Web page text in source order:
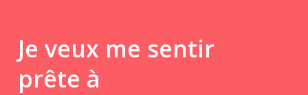
Je veux me sentir
prête à